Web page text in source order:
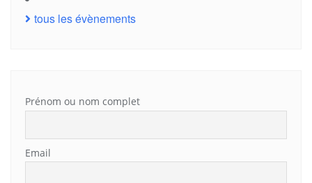
tous les évènements
Prénom ou nom complet
Email